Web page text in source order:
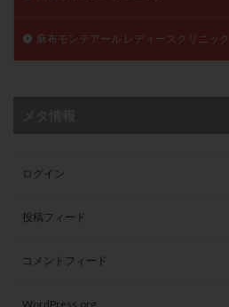
麻布モンテアール レディースクリニック
ログイン
投稿フィード
コメントフィード
WordPress.org